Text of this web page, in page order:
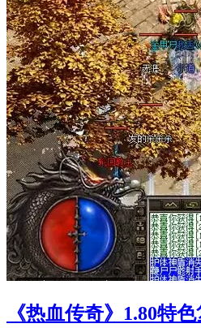
《热血传奇》1.80特